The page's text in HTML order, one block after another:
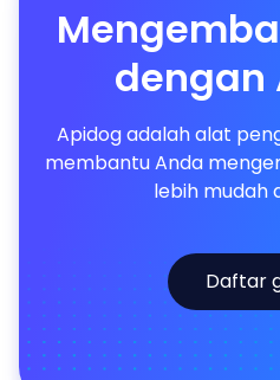
dengan
Apidog adalah alat
membantu Anda
lebih mudah
Daftar